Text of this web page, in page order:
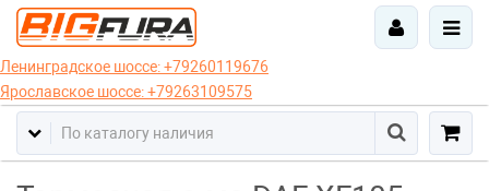
Ленинградское шоссе:+79260119676
Ярославское шоссе:+79263109575